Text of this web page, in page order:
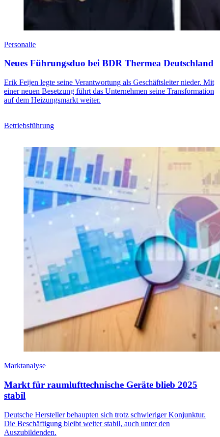
Personalie
Neues Führungsduo bei BDR Thermea Deutschland
Erik Feijen legte seine Verantwortung als Geschäftsleiter nieder. Mit
einer neuen Besetzung führt das Unternehmen seine Transformation
auf dem Heizungsmarkt weiter.
Betriebsführung
Marktanalyse
Markt für raumlufttechnische Geräte blieb 2025
stabil
Deutsche Hersteller behaupten sich trotz schwieriger Konjunktur.
Die Beschäftigung bleibt weiter stabil, auch unter den
Auszubildenden.